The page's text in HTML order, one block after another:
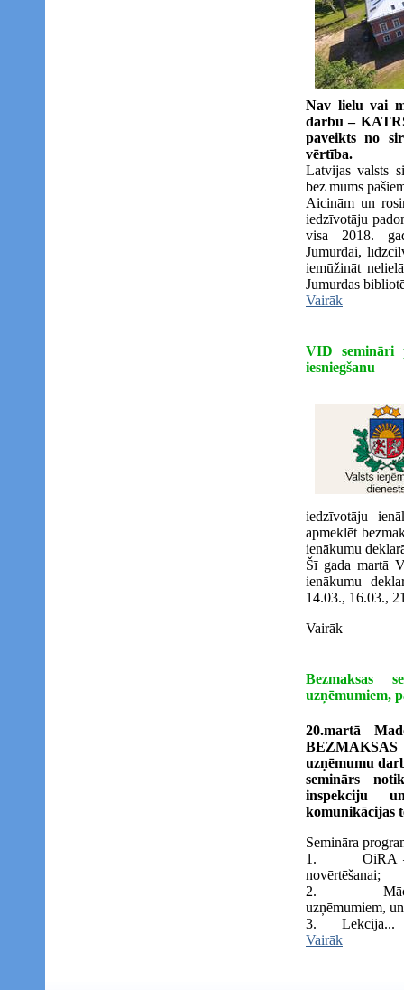
Nav lielu vai
darbu –
paveikts no
vērtība.
Latvijas valsts
bez mums
Aicinām un
iedzīvotāju
visa 2018.
Jumurdai,
iemūžināt
Jumurdas
Vairāk
VID semināri
iesniegšanu
iedzīvotāju
apmeklēt
ienākumu
Šī gada martā
ienākumu
14.03., 16.03.,
Vairāk
Bezmaksas
uzņēmumiem,
20.martā
uzņēmumu
seminārs
inspekciju
komunikācijas
Semināra
1. OiRA –
novērtēšanai;
2. Mācību
uzņēmumiem,
3. Lekcija...
Vairāk